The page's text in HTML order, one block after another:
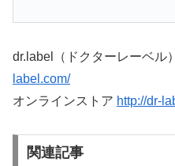
dr.label（ドクターレーベル
label.com/
オンラインストア http://dr-
関連記事